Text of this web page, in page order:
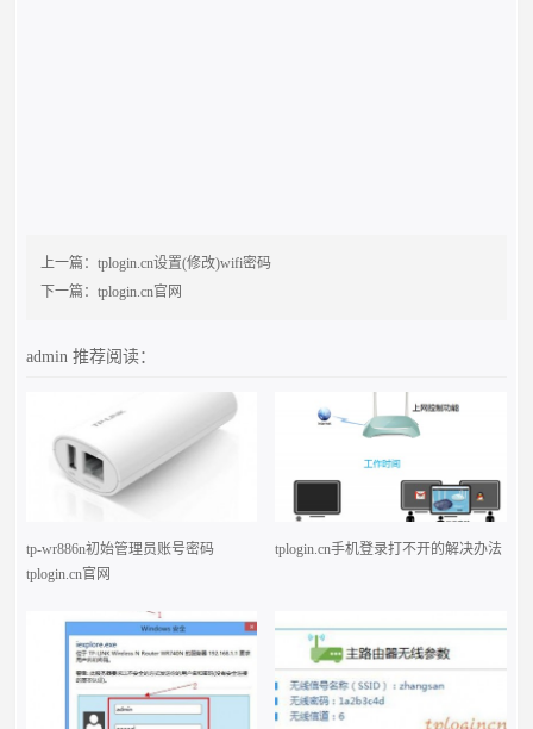
上一篇：tplogin.cn设置(修改)wifi密码
下一篇：tplogin.cn官网
admin推荐阅读：
tp-wr886n初始管理员账号密码
tplogin.cn官网
tplogin.cn手机登录打不开的解决办法